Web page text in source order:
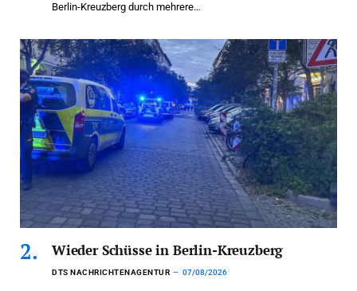
Berlin-Kreuzberg durch mehrere…
Wieder Schüsse in Berlin-Kreuzberg
DTS NACHRICHTENAGENTUR 07/08/2026